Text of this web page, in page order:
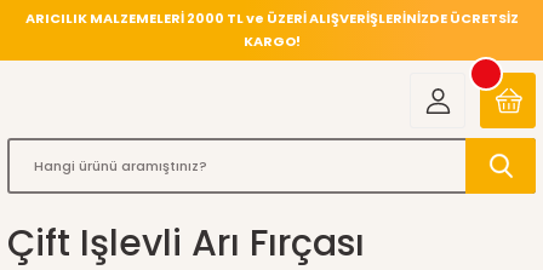
ARICILIK MALZEMELERİ 2000 TL ve ÜZERİ ALIŞVERİŞLERİNİZDE ÜCRETSİZ
KARGO!
Çift Işlevli Arı Fırçası